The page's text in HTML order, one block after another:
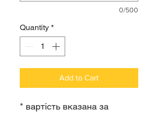
0/500
Quantity *
Add to Cart
* вартість вказана за